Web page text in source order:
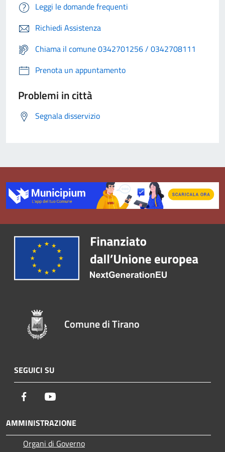
Leggi le domande frequenti
Richiedi Assistenza
Chiama il comune 0342701256 / 0342708111
Prenota un appuntamento
Problemi in città
Segnala disservizio
Comune di Tirano
SEGUICI SU
Facebook
AMMINISTRAZIONE
Organi di Governo